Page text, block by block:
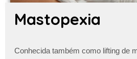
Mastopexia
Conhecida também como lifting de